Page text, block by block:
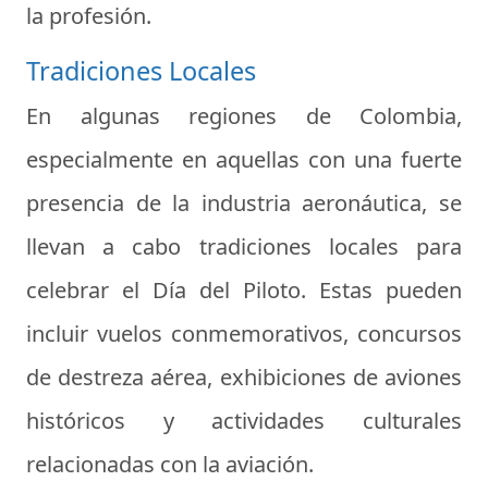
la profesión.
Tradiciones Locales
En algunas regiones de Colombia,
especialmente en aquellas con una fuerte
presencia de la industria aeronáutica, se
llevan a cabo tradiciones locales para
celebrar el Día del Piloto. Estas pueden
incluir vuelos conmemorativos, concursos
de destreza aérea, exhibiciones de aviones
históricos y actividades culturales
relacionadas con la aviación.